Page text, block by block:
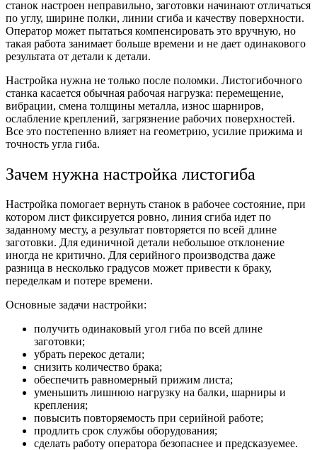
станок настроен неправильно, заготовки начинают отличаться
по углу, ширине полки, линии сгиба и качеству поверхности.
Оператор может пытаться компенсировать это вручную, но
такая работа занимает больше времени и не дает одинакового
результата от детали к детали.
Настройка нужна не только после поломки. Листогибочного
станка касается обычная рабочая нагрузка: перемещение,
вибрации, смена толщины металла, износ шарниров,
ослабление креплений, загрязнение рабочих поверхностей.
Все это постепенно влияет на геометрию, усилие прижима и
точность угла гиба.
Зачем нужна настройка листогиба
Настройка помогает вернуть станок в рабочее состояние, при
котором лист фиксируется ровно, линия сгиба идет по
заданному месту, а результат повторяется по всей длине
заготовки. Для единичной детали небольшое отклонение
иногда не критично. Для серийного производства даже
разница в несколько градусов может привести к браку,
переделкам и потере времени.
Основные задачи настройки:
получить одинаковый угол гиба по всей длине
заготовки;
убрать перекос детали;
снизить количество брака;
обеспечить равномерный прижим листа;
уменьшить лишнюю нагрузку на балки, шарниры и
крепления;
повысить повторяемость при серийной работе;
продлить срок службы оборудования;
сделать работу оператора безопаснее и предсказуемее.